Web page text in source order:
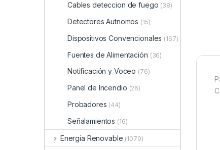
Cables deteccion de fuego (38)
Detectores Autnomos (15)
Dispositivos Convencionales (167)
Fuentes de Alimentación (36)
Notificación y Voceo (76)
Panel de Incendio (26)
Probadores (44)
Señalamientos (16)
Energia Renovable (1070)